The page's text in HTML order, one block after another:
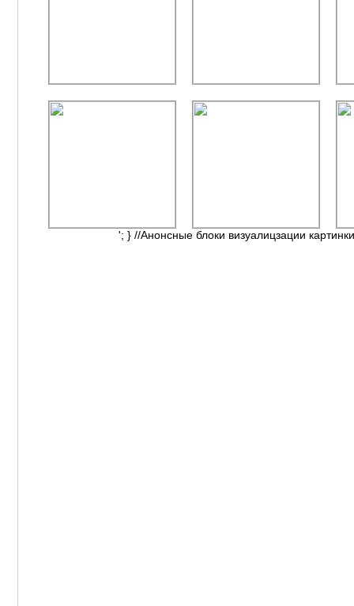
'; } //Анонсные блоки визуалицзации